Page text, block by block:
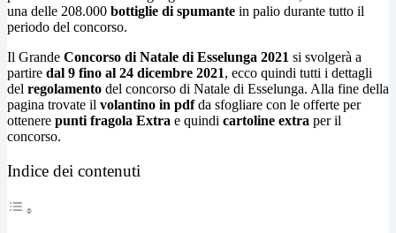
una delle 208.000 bottiglie di spumante in palio durante tutto il
periodo del concorso.
Il Grande Concorso di Natale di Esselunga 2021 si svolgerà a
partire dal 9 fino al 24 dicembre 2021, ecco quindi tutti i dettagli
del regolamento del concorso di Natale di Esselunga. Alla fine della
pagina trovate il volantino in pdfda sfogliare con le offerte per
ottenere punti fragola Extra e quindi cartoline extra per il
concorso.
Indice dei contenuti